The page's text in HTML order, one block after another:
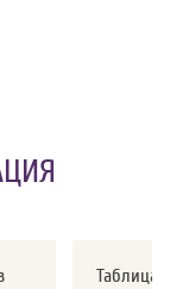
Таблица